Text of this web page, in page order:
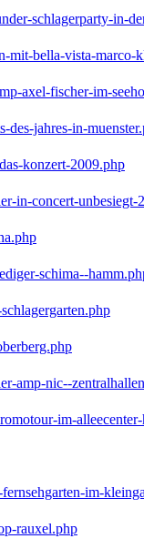
schlagerparty-in-
mit-bella-vista-marco-
axel-fischer-im-
des-jahres-in-
konzert-2009.php
in-concert-unbesiegt-
schima--
amp-nic--
im-
im-
rauxel.php